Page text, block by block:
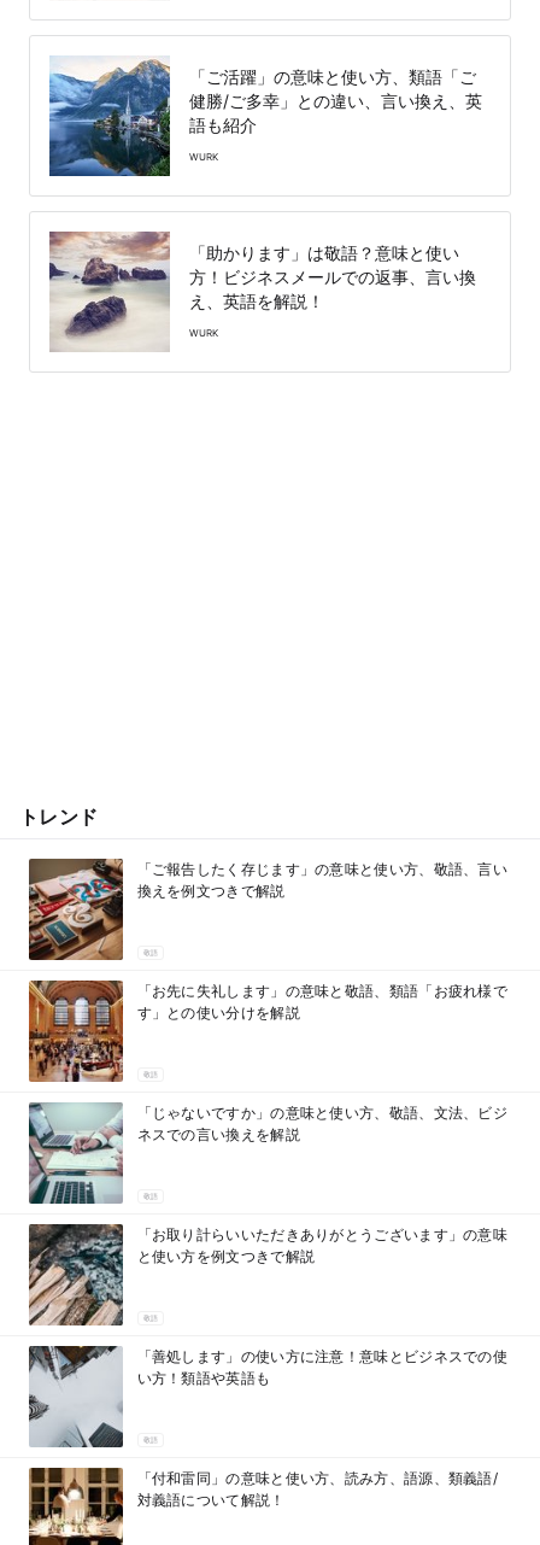
「ご活躍」の意味と使い方、類語「ご
健勝/ご多幸」との違い、言い換え、英
語も紹介
WURK
「助かります」は敬語？意味と使い
方！ビジネスメールでの返事、言い換
え、英語を解説！
WURK
トレンド
「ご報告したく存じます」の意味と使い方、敬語、言い
換えを例文つきで解説
敬語
「お先に失礼します」の意味と敬語、類語「お疲れ様で
す」との使い分けを解説
敬語
「じゃないですか」の意味と使い方、敬語、文法、ビジ
ネスでの言い換えを解説
敬語
「お取り計らいいただきありがとうございます」の意味
と使い方を例文つきで解説
敬語
「善処します」の使い方に注意！意味とビジネスでの使
い方！類語や英語も
敬語
「付和雷同」の意味と使い方、読み方、語源、類義語/
対義語について解説！